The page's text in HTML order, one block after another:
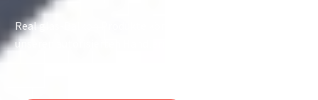
Real glas-Balkon Produkte können Sie ausschließlich bei
unseren autorisierten Händlern erwerben.